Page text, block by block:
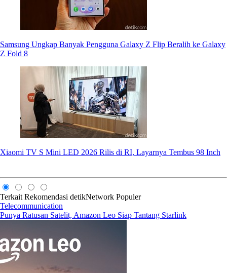
Samsung Ungkap Banyak Pengguna Galaxy Z Flip Beralih ke Galaxy
Z Fold 8
Xiaomi TV S Mini LED 2026 Rilis di RI, Layarnya Tembus 98 Inch
Terkait Rekomendasi detikNetwork Populer
Telecommunication
Punya Ratusan Satelit, Amazon Leo Siap Tantang Starlink